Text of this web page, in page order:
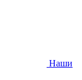
Наши